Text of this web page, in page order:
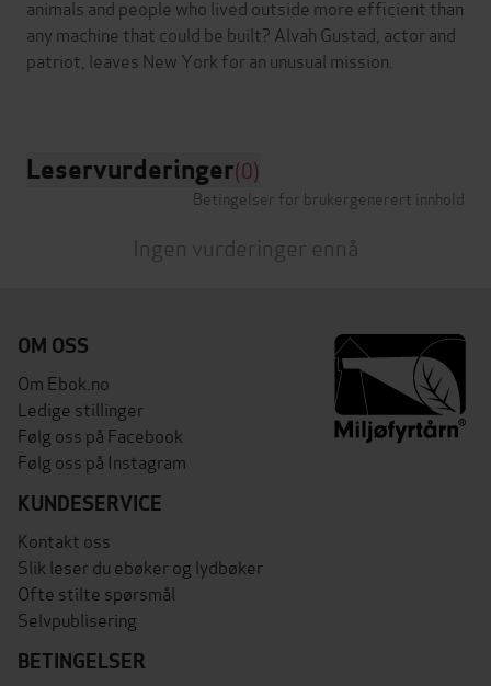
animals and people who lived outside more efficient than
any machine that could be built? Alvah Gustad, actor and
patriot, leaves New York for an unusual mission.
Leservurderinger(0)
Betingelser for brukergenerert innhold
Ingen vurderinger ennå
OM OSS
Om Ebok.no
Ledige stillinger
Følg oss på Facebook
Følg oss på Instagram
KUNDESERVICE
Kontakt oss
Slik leser du ebøker og lydbøker
Ofte stilte spørsmål
Selvpublisering
BETINGELSER